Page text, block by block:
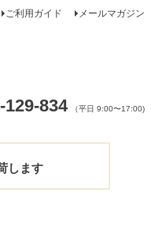
ご利用ガイド メールマガジン
129-834 （平日 9:00〜17:00)
します